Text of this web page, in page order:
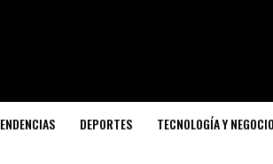
DEPORTES TECNOLOGÍA Y